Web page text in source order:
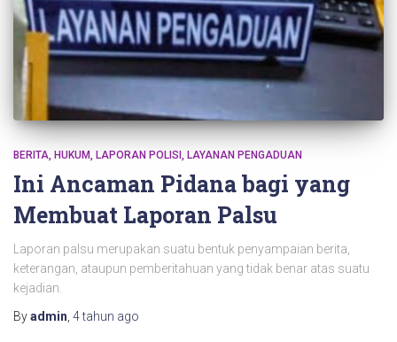
BERITA HUKUM LAPORAN POLISI LAYANAN PENGADUAN
Ini Ancaman Pidana bagi yang
Membuat Laporan Palsu
Laporan palsu merupakan suatu bentuk penyampaian berita,
keterangan, ataupun pemberitahuan yang tidak benar atas suatu
kejadian.
Byadmin 4 tahun ago